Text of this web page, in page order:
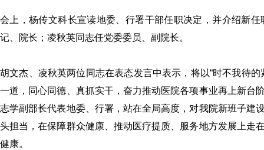
会上，杨传文科长宣读地委、行署干部任职决定，并介绍新任
记、院长；凌秋英同志任党委委员、副院长。
胡文杰、凌秋英两位同志在表态发言中表示，将以“时不我待
一道，同心同德、真抓实干，奋力推动医院各项事业再上新台
志学副部长代表地委、行署，站在全局高度，对我院新班子建
头担当，在保障群众健康、推动医疗提质、服务地方发展上走
健康。